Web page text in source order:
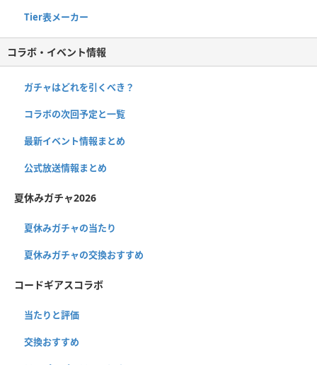
Tier表メーカー
コラボ・イベント情報
ガチャはどれを引くべき？
コラボの次回予定と一覧
最新イベント情報まとめ
公式放送情報まとめ
夏休みガチャ2026
夏休みガチャの当たり
夏休みガチャの交換おすすめ
コードギアスコラボ
当たりと評価
交換おすすめ